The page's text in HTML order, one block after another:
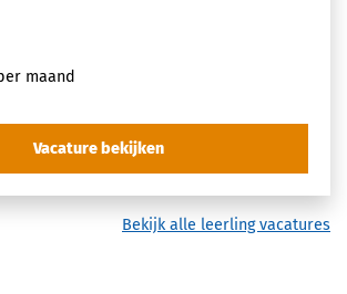
maand
Vacature bekijken
Bekijk alle leerling vacatures